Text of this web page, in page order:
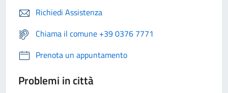
Richiedi Assistenza
Chiama il comune +39 0376 7771
Prenota un appuntamento
Problemi in città